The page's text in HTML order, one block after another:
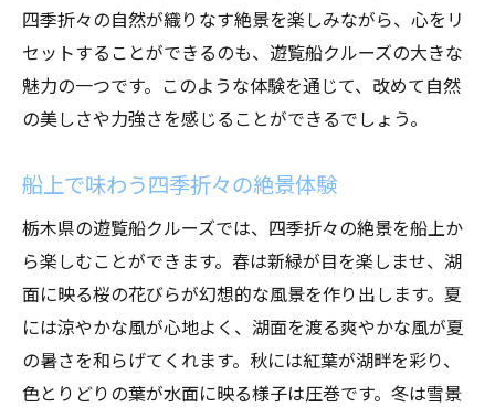
遊覧船から見る栃木県の四季の美
栃木県の隠れた魅力遊覧船クルーズで巡る四季
の自然
知られざる自然の宝庫を発見する旅
四季折々の自然が織りなす魅力の数々
湖上から見る意外な栃木県の一面
隠れた絶景に出会う遊覧クルーズ
知る人ぞ知る自然の魅力を探る旅
遊覧船が案内する栃木県のパノラマビュー心の
旅へ出発
四季折々の自然が織りなす絶景を楽しみながら、心をリ
セットすることができるのも、遊覧船クルーズの大きな
魅力の一つです。このような体験を通じて、改めて自然
の美しさや力強さを感じることができるでしょう。
船上で味わう四季折々の絶景体験
栃木県の遊覧船クルーズでは、四季折々の絶景を船上か
ら楽しむことができます。春は新緑が目を楽しませ、湖
面に映る桜の花びらが幻想的な風景を作り出します。夏
には涼やかな風が心地よく、湖面を渡る爽やかな風が夏
の暑さを和らげてくれます。秋には紅葉が湖畔を彩り、
色とりどりの葉が水面に映る様子は圧巻です。冬は雪景